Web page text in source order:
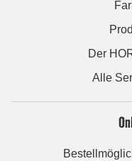
Der
Alle